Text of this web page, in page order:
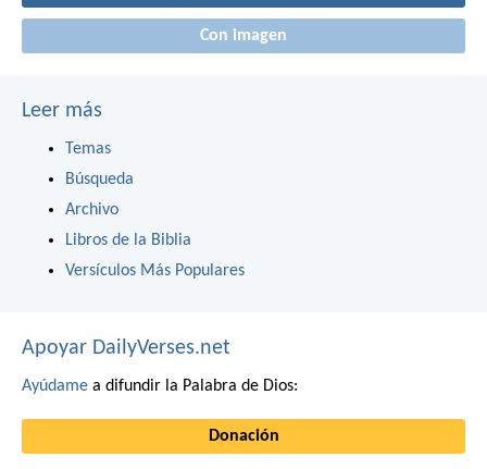
Con imagen
Leer más
Temas
Búsqueda
Archivo
Libros de la Biblia
Versículos Más Populares
Apoyar DailyVerses.net
Ayúdame a difundir la Palabra de Dios:
Donación